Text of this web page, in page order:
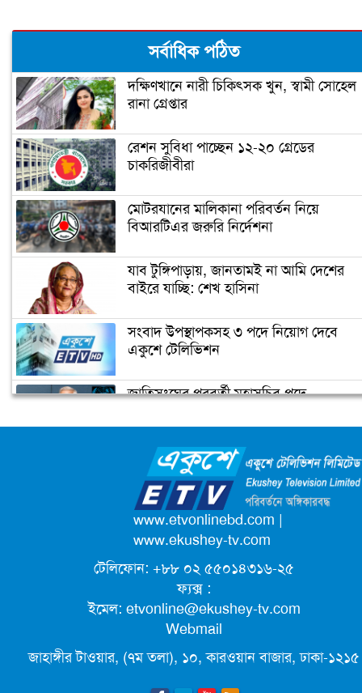
ঢাবি শিক্ষার্থীকে ধর্ষণ : মজনুর বিরুদ্ধে রায়
১৯ নভেম্বর
ঢাকায় বাসে আগুনের ঘটনায় ৯ মামলা,
এসআই আকবরের ৭ দিনের রিমান্ড মঞ্জুর
আদেশ স্থগিত
জঙ্গি আস্তানা সন্দেহে সিরাজগঞ্জে অভিযানে
র‌্যাব
মাদক মামলায় পাপিয়া দম্পতির বিরুদ্ধে
সর্বাধিক পঠিত
দক্ষিণখানে নারী চিকিৎসক খুন, স্বামী সোহেল
রানা গ্রেপ্তার
রেশন সুবিধা পাচ্ছেন ১২-২০ গ্রেডের
চাকরিজীবীরা
মোটরযানের মালিকানা পরিবর্তন নিয়ে
বিআরটিএর জরুরি নির্দেশনা
যাব টুঙ্গিপাড়ায়, জানতামই না আমি দেশের
বাইরে যাচ্ছি: শেখ হাসিনা
সংবাদ উপস্থাপকসহ ৩ পদে নিয়োগ দেবে
একুশে টেলিভিশন
জাতিসংঘের পরবর্তী মহাসচিব পদে
ক্যাম্পাস অ্যাম্বাসেডর নিয়োগ দিচ্ছে একুশে
টেলিভিশন
পদোন্নতি পেয়ে সচিব হলেন ২ কর্মকর্তা
লিগ্যাল এইডের মাধ্যমে সন্তান ফিরে পেল
সেই কিশোরী মা জুঁই
জেট ফুয়েলের দাম কমলো লিটারে ১৯ টাকা
www.etvonlinebd.com |
www.ekushey-tv.com
টেলিফোন: +৮৮ ০২ ৫৫০১৪৩১৬-২৫
ফ্যক্স :
ইমেল: etvonline@ekushey-tv.com
Webmail
জাহাঙ্গীর টাওয়ার, (৭ম তলা), ১০, কারওয়ান বাজার, ঢাকা-১২১৫